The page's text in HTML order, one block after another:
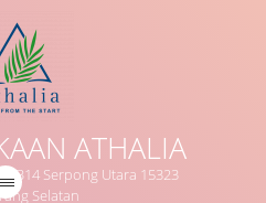
ATHALIA
B14 Serpong Utara 15323
Selatan